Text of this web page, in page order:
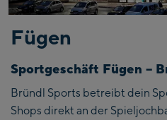
Fügen
Sportgeschäft Fügen –
Bründl Sports betreibt dein
Shops direkt an der